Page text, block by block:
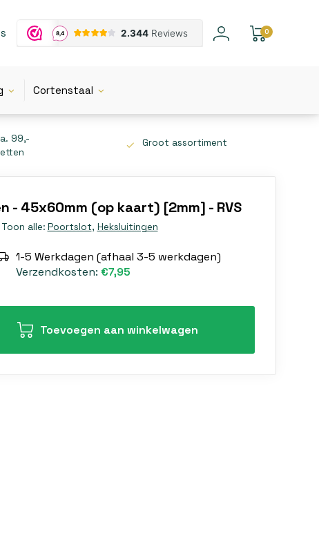
0
Cortenstaal
99,-
Groot assortiment
- 45x60mm (op kaart) [2mm] - RVS
Toon alle: Poortslot, Heksluitingen
1-5 Werkdagen (afhaal 3-5 werkdagen)
Verzendkosten: €7,95
Toevoegen aan winkelwagen